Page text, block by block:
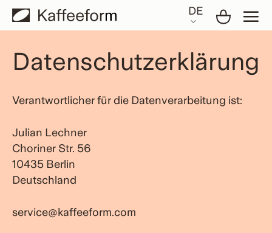
Skip
DE
Datenschutzerklärung
Verantwortlicher für die Datenverarbeitung ist:
Julian Lechner
Choriner Str. 56
10435 Berlin
Deutschland
service@kaffeeform.com